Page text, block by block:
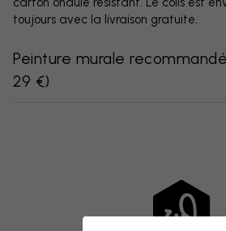
toujours avec la livraison gratuite.
Peinture murale
29 €)